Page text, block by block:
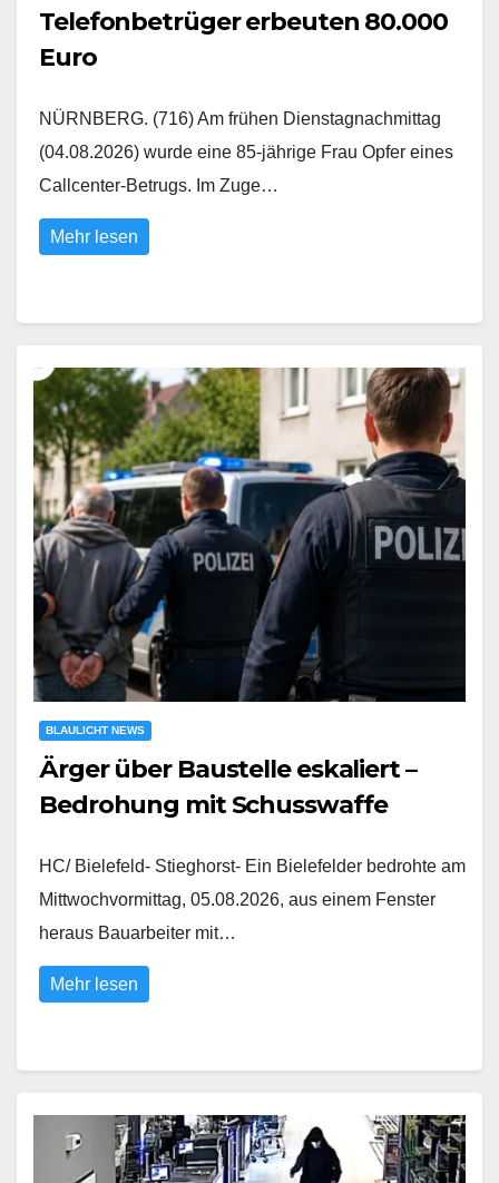
Telefonbetrüger erbeuten 80.000
Euro
NÜRNBERG. (716) Am frühen Dienstagnachmittag
(04.08.2026) wurde eine 85-jährige Frau Opfer eines
Callcenter-Betrugs. Im Zuge…
Mehr lesen
BLAULICHT NEWS
Ärger über Baustelle eskaliert –
Bedrohung mit Schusswaffe
HC/ Bielefeld- Stieghorst- Ein Bielefelder bedrohte am
Mittwochvormittag, 05.08.2026, aus einem Fenster
heraus Bauarbeiter mit…
Mehr lesen